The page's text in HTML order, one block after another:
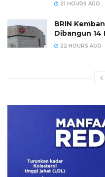
21 HOURS AGO
BRIN
Dibangun 14
22 HOURS AGO